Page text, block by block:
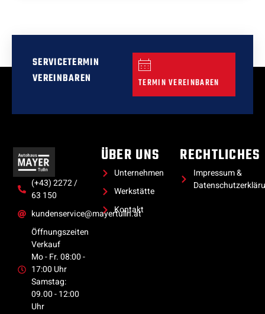
SERVICETERMIN
VEREINBAREN
TERMIN VEREINBAREN
(+43) 2272 /
63 150
kundenservice@mayertulln.at
Öffnungszeiten
Verkauf
Mo - Fr. 08:00 -
17:00 Uhr
Samstag:
09.00 - 12:00
Uhr
ÜBER UNS
Unternehmen
Werkstätte
Kontakt
RECHTLICHES
Impressum &